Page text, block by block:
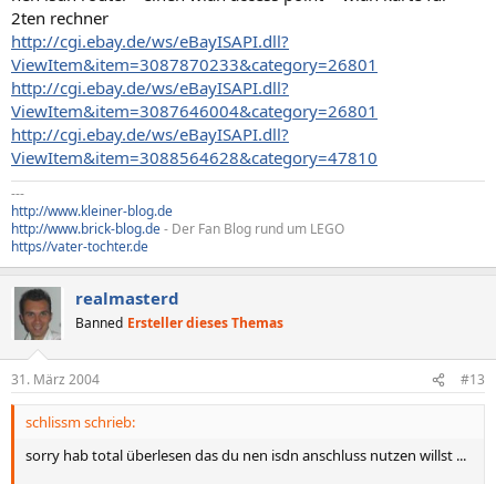
2ten rechner
http://cgi.ebay.de/ws/eBayISAPI.dll?
ViewItem&item=3087870233&category=26801
http://cgi.ebay.de/ws/eBayISAPI.dll?
ViewItem&item=3087646004&category=26801
http://cgi.ebay.de/ws/eBayISAPI.dll?
ViewItem&item=3088564628&category=47810
---
http://www.kleiner-blog.de
http://www.brick-blog.de- Der Fan Blog rund um LEGO
https//vater-tochter.de
realmasterd
Banned Ersteller dieses Themas
31. März 2004 #13
schlissm schrieb:
sorry hab total überlesen das du nen isdn anschluss nutzen willst ...